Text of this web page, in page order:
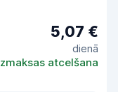
5,07 €
dienā
atcelšana